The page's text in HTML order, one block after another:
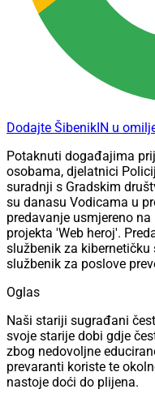
Dodajte ŠibenikIN u
Potaknuti događajima
osobama, djelatnici
suradnji s Gradskim
su danasu Vodicama u
predavanje usmjereno
projekta 'Web heroj'.
službenik za
službenik za poslove
Oglas
Naši stariji sugrađani
svoje starije dobi gdje
zbog nedovoljne
prevaranti koriste te
nastoje doći do plijena.